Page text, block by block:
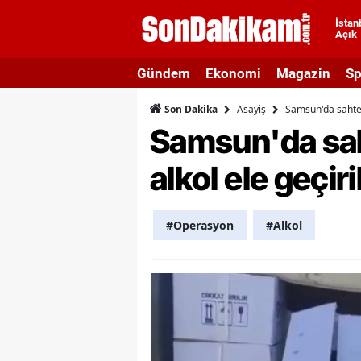
Açık
Gündem Ekonomi Magazin
Son Dakika Asayiş Samsun'da
Samsun'da
alkol ele
#Operasyon #Alkol